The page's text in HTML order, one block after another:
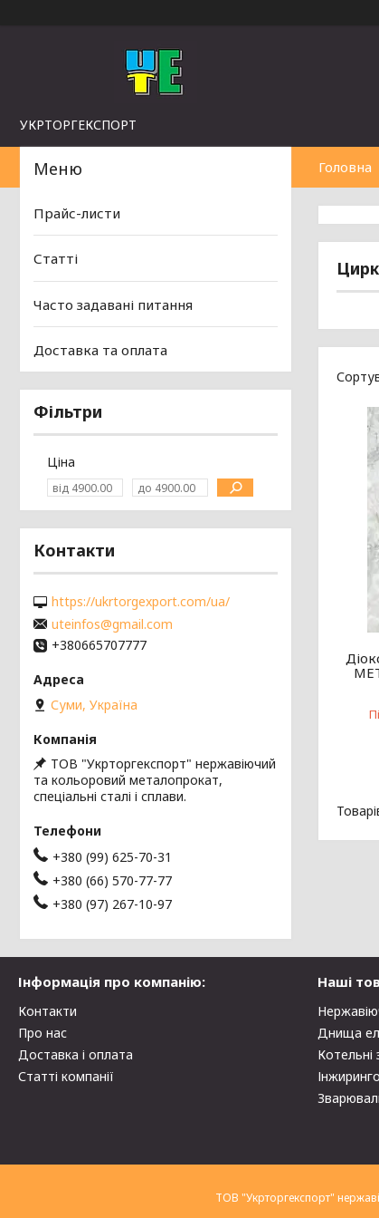
УКРТОРГЕКСПОРТ
Головна
Прайс-листи
Статті
Часто задавані питання
Доставка та оплата
Фільтри
Ціна
Контакти
https://ukrtorgexport.com/ua/
uteinfos@gmail.com
+380665707777
Суми, Україна
ТОВ "Укрторгекспорт" нержавіючий
та кольоровий металопрокат,
спеціальні сталі і сплави.
+380 (99) 625-70-31
+380 (66) 570-77-77
+380 (97) 267-10-97
Інформація про компанію:
Контакти
Про нас
Доставка і оплата
Статті компанії
Наші
Днища
Котельні